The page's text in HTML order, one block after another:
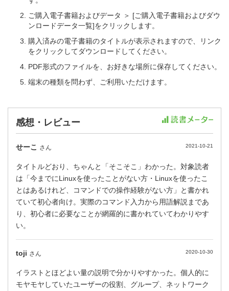
ご購入電子書籍およびデータ ＞ [ご購入電子書籍およびダウ
ンロードデータ一覧]をクリックします。
購入済みの電子書籍のタイトルが表示されますので、リンク
をクリックしてダウンロードしてください。
PDF形式のファイルを、お好きな場所に保存してください。
端末の種類を問わず、ご利用いただけます。
感想・レビュー
せーこ さん 2021-10-21
タイトルどおり、ちゃんと「そこそこ」わかった。対象読者
は「今までにLinuxを使ったことがない方・Linuxを使ったこ
とはあるけれど、コマンドでの操作経験がない方」と書かれ
ていて初心者向け。実際のコマンド入力から用語解説まであ
り、初心者に必要なことが網羅的に書かれていてわかりやす
い。
toji さん 2020-10-30
イラストとほどよい量の説明で分かりやすかった。個人的に
モヤモヤしていたユーザーの役割、グループ、ネットワーク